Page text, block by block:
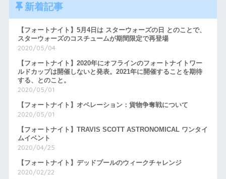
新着記事
【フォートナイト】5月4日は スターウォーズの日 とのことで、
スターウォーズのコスチュームが期間限定で再登場
2020/05/04
【フォートナイト】2020年にオフラインのフォートナイトワー
ルドカップは開催しないと発表。2021年に開催することを期待
する、とのこと。
2020/05/01
【フォートナイト】オペレーション：貨物争奪戦について
2020/05/01
【フォートナイト】TRAVIS SCOTT ASTRONOMICAL ワンタイ
ムイベント
2020/04/25
【フォートナイト】デッドプールのウィークチャレンジ
2020/02/22